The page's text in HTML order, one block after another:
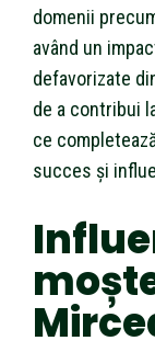
domenii
având un
defavorizate
de a contribui
ce
succes și